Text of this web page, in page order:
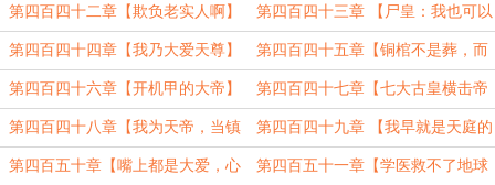
生】
第四百四十二章【欺负老实人啊】 第四百四十三章 【尸皇：我也可以
爱天庭】
第四百四十四章【我乃大爱天尊】 第四百四十五章【铜棺不是葬，而
是渡】
第四百四十六章【开机甲的大帝】 第四百四十七章【七大古皇横击帝
尊】
第四百四十八章【我为天帝，当镇
杀世间一切敌】
第四百四十九章 【我早就是天庭的
人了】
第四百五十章【嘴上都是大爱，心 第四百五十一章【学医救不了地球